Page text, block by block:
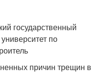
государственный
по
причин трещин в